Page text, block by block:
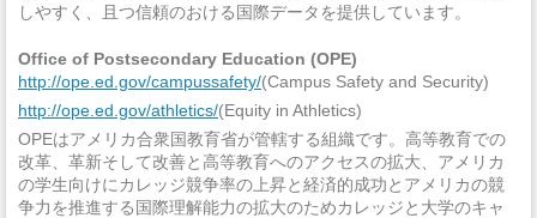
しやすく、且つ信頼のおける国際データを提供しています。
Office of Postsecondary Education (OPE)
http://ope.ed.gov/campussafety/(Campus Safety and Security)
http://ope.ed.gov/athletics/(Equity in Athletics)
OPEはアメリカ合衆国教育省が管轄する組織です。高等教育での
改革、革新そして改善と高等教育へのアクセスの拡大、アメリカ
の学生向けにカレッジ競争率の上昇と経済的成功とアメリカの競
争力を推進する国際理解能力の拡大のためカレッジと大学のキャ